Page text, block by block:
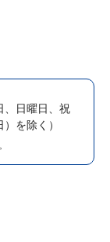
、日曜日、祝
を除く）